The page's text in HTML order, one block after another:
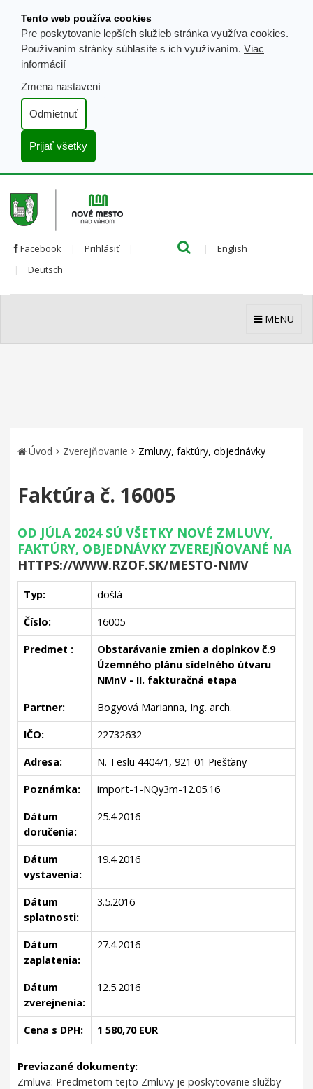
obsahu
Tento web používa cookies
Pre poskytovanie lepších služieb stránka využíva cookies.
Používaním stránky súhlasíte s ich využívaním. Viac
informácií
Zmena nastavení
Odmietnuť
Prijať všetky
Facebook Prihlásiť English
Deutsch
MENU
Úvod Zverejňovanie Zmluvy, faktúry, objednávky
Faktúra č. 16005
OD JÚLA 2024 SÚ VŠETKY NOVÉ ZMLUVY,
FAKTÚRY, OBJEDNÁVKY ZVEREJŇOVANÉ NA
HTTPS://WWW.RZOF.SK/MESTO-NMV
Typ: došlá
Číslo: 16005
Predmet :
Obstarávanie zmien a doplnkov č.9
Územného plánu sídelného útvaru
NMnV - II. fakturačná etapa
Partner: Bogyová Marianna, Ing. arch.
IČO: 22732632
Adresa: N. Teslu 4404/1, 921 01 Piešťany
Poznámka: import-1-NQy3m-12.05.16
Dátum
doručenia:
25.4.2016
Dátum
vystavenia:
19.4.2016
Dátum
splatnosti:
3.5.2016
Dátum
zaplatenia:
27.4.2016
Dátum
zverejnenia:
12.5.2016
Cena s DPH: 1 580,70 EUR
Previazané dokumenty:
Zmluva: Predmetom tejto Zmluvy je poskytovanie služby